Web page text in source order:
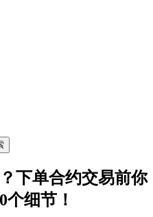
下单合约交易前你
个细节！